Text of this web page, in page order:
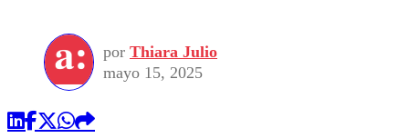
Torneo Internacional
Torneo Nacional
Internacional
Nacional
Programas
Comercial
por Thiara Julio
mayo 15, 2025